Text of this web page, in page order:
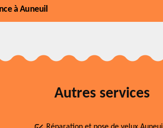
à Auneuil
Autres services